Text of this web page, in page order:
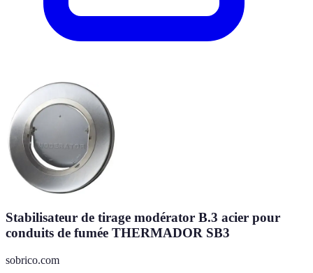
Stabilisateur de tirage modérator B.3 acier pour
conduits de fumée THERMADOR SB3
sobrico.com